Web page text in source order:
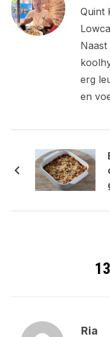
Quint
erg
en
Ria